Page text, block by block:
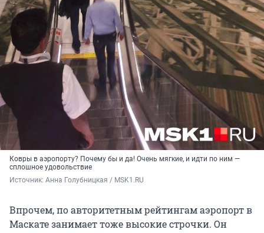
Ковры в аэропорту? Почему бы и да! Очень мягкие, и идти по ним —
сплошное удовольствие
Источник: Анна Голубницкая / MSK1.RU
Впрочем, по авторитетным рейтингам аэропорт в
Маскате занимает тоже высокие строчки. Он